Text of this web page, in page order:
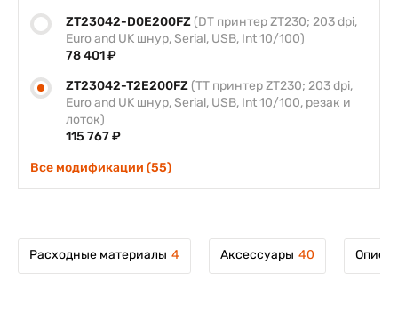
ZT23042-D0E200FZ (DT принтер ZT230; 203 dpi,
Euro and UK шнур, Serial, USB, Int 10/100)
78 401 ₽
ZT23042-T2E200FZ (TT принтер ZT230; 203 dpi,
Euro and UK шнур, Serial, USB, Int 10/100, резак и
лоток)
115 767 ₽
Все модификации (55)
Расходные материалы 4 Аксессуары 40